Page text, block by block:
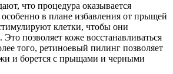
что процедура оказывается
в плане избавления от прыщей
клетки, чтобы они
позволяет коже восстанавливаться
того, ретиноевый пилинг позволяет
и борется с прыщами и черными